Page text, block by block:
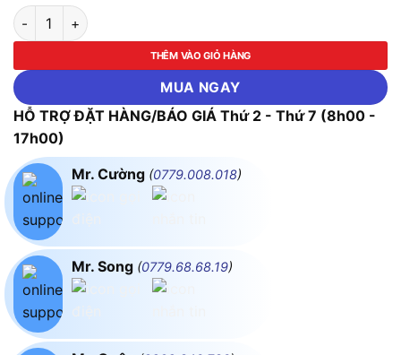
Hộp dụng cụ (nhựa) 15" Stanley STST73697-8 số lượng
THÊM VÀO GIỎ HÀNG
MUA NGAY
HỖ TRỢ ĐẶT HÀNG/BÁO GIÁ Thứ 2 - Thứ 7 (8h00 -
17h00)
Mr. Cường (0779.008.018)
Mr. Song (0779.68.68.19)